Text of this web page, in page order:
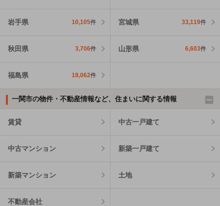
岩手県 10,105件 宮城県 33,119件
秋田県 3,706件 山形県 6,603件
福島県 18,062件
一関市の物件・不動産情報など、住まいに関する情報
賃貸 中古一戸建て
中古マンション 新築一戸建て
新築マンション 土地
不動産会社